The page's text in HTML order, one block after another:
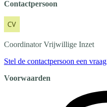
Contactpersoon
Coordinator Vrijwillige Inzet
Stel de contactpersoon een vraag
Voorwaarden